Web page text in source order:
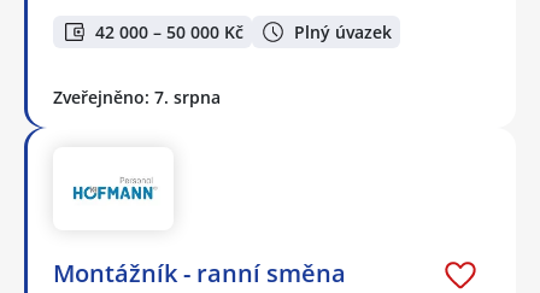
42 000 – 50 000 Kč Plný úvazek
Zveřejněno: 7. srpna
Montážník - ranní směna